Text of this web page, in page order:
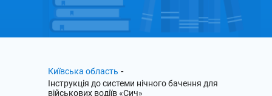
Київська область -
Інструкція до системи нічного бачення для
військових водіїв «Сич»